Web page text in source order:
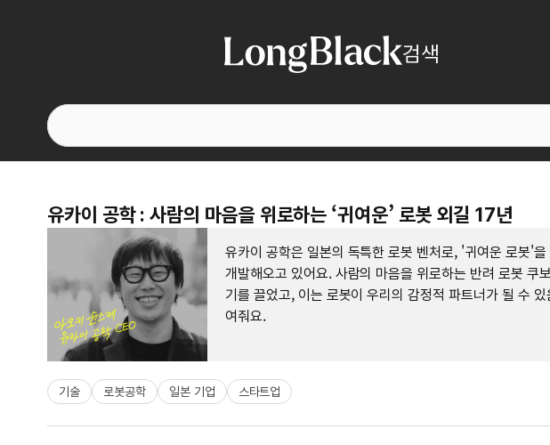
검색
유카이 공학 : 사람의 마음을 위로하는 ‘귀여운’ 로봇 외길 17년
유카이 공학은 일본의 독특한 로봇 벤처로, '귀여운 로봇'을
개발해오고 있어요. 사람의 마음을 위로하는 반려 로봇 쿠
기를 끌었고, 이는 로봇이 우리의 감정적 파트너가 될 수 있
여줘요.
기술 로봇공학 일본 기업 스타트업